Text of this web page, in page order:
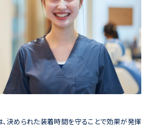
決められた装着時間を守ることで効果が発揮